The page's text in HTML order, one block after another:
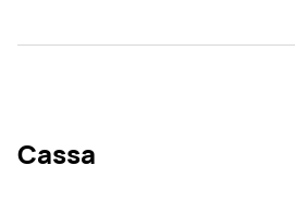
Cassa